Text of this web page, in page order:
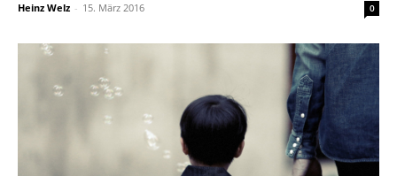
Heinz Welz - 15. März 2016 0